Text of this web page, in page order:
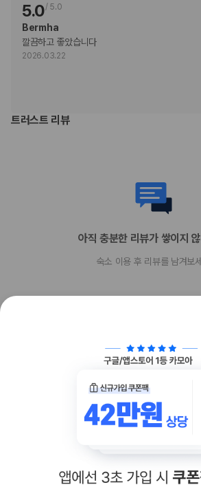
금액일 수 있으며 변경될 수 있습니다.
현장 결제 유형 및 수단
Visa
직불카드
Mastercard
5.0/ 5.0
Bermha
깔끔하고 좋았습니다
2026.03.22
트러스트 리뷰
아직 충분한 리뷰가 쌓이지
숙소 이용 후 리뷰를 남겨보
함께 가는 친구에게 정보를 공유
카카오톡 링크복사